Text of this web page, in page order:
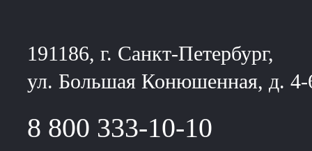
191186, г. Санкт-Петербург,
ул. Большая Конюшенная, д.
8 800 333-10-10